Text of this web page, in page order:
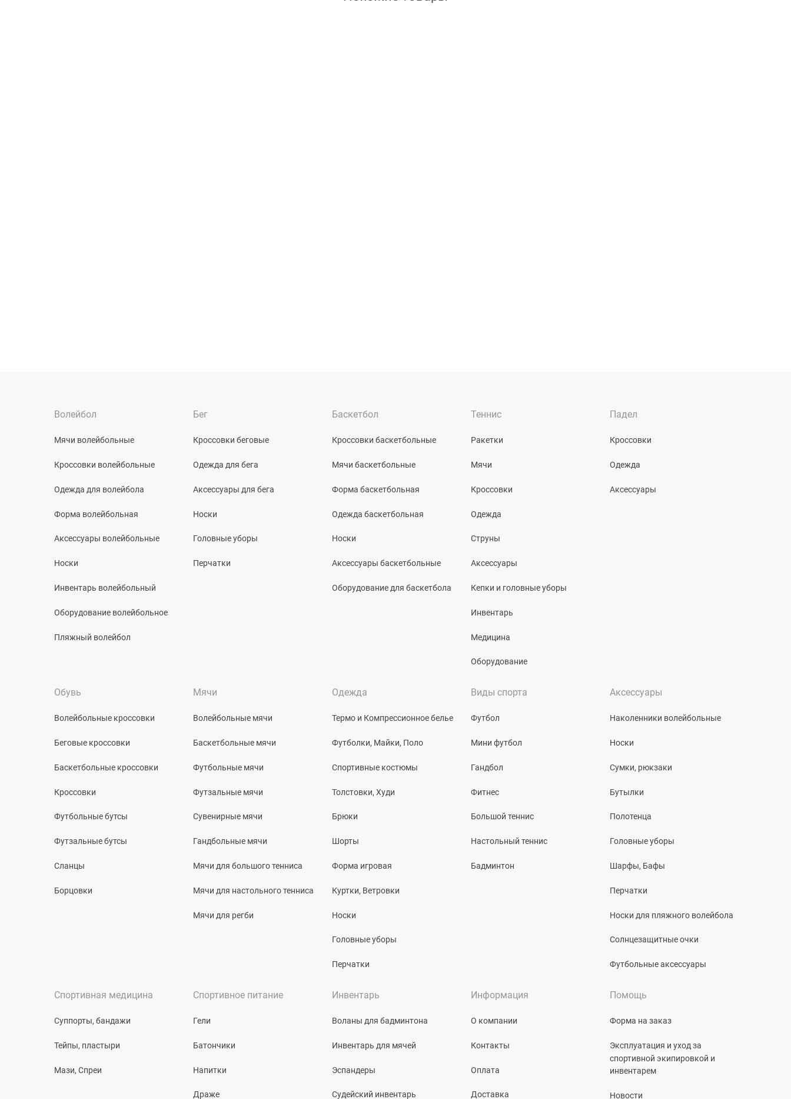
Волейбол
Мячи волейбольные
Кроссовки волейбольные
Одежда для волейбола
Форма волейбольная
Аксессуары волейбольные
Носки
Инвентарь волейбольный
Оборудование волейбольное
Пляжный волейбол
Бег
Кроссовки беговые
Одежда для бега
Аксессуары для бега
Носки
Головные уборы
Перчатки
Баскетбол
Кроссовки баскетбольные
Мячи баскетбольные
Форма баскетбольная
Одежда баскетбольная
Носки
Аксессуары баскетбольные
Оборудование для баскетбола
Теннис
Ракетки
Мячи
Кроссовки
Одежда
Струны
Аксессуары
Кепки и головные уборы
Инвентарь
Медицина
Оборудование
Падел
Кроссовки
Одежда
Аксессуары
Обувь
Волейбольные кроссовки
Беговые кроссовки
Баскетбольные кроссовки
Кроссовки
Футбольные бутсы
Футзальные бутсы
Сланцы
Борцовки
Мячи
Волейбольные мячи
Баскетбольные мячи
Футбольные мячи
Футзальные мячи
Сувенирные мячи
Гандбольные мячи
Мячи для большого тенниса
Мячи для настольного тенниса
Мячи для регби
Одежда
Термо и Компрессионное белье
Футболки, Майки, Поло
Спортивные костюмы
Толстовки, Худи
Брюки
Шорты
Форма игровая
Куртки, Ветровки
Носки
Головные уборы
Перчатки
Виды спорта
Футбол
Мини футбол
Гандбол
Фитнес
Большой теннис
Настольный теннис
Бадминтон
Аксессуары
Наколенники волейбольные
Носки
Сумки, рюкзаки
Бутылки
Полотенца
Головные уборы
Шарфы, Бафы
Перчатки
Носки для пляжного волейбола
Солнцезащитные очки
Футбольные аксессуары
Спортивная медицина
Суппорты, бандажи
Тейпы, пластыри
Мази, Спреи
Спортивное питание
Гели
Батончики
Напитки
Драже
Инвентарь
Воланы для бадминтона
Инвентарь для мячей
Эспандеры
Судейский инвентарь
Информация
О компании
Контакты
Оплата
Доставка
Помощь
Форма на заказ
Эксплуатация и уход за
спортивной экипировкой и
инвентарем
Новости